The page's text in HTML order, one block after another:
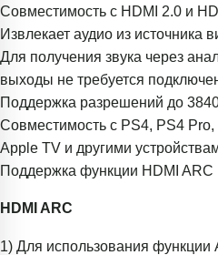
Совместимость с HDMI 2.0 и
Извлекает аудио из источника
Для получения звука через
выходы не требуется
Поддержка разрешений до
Совместимость с PS4, PS4
Apple TV и другими
Поддержка функции HDMI ARC
HDMI ARC
1) Для использования функции